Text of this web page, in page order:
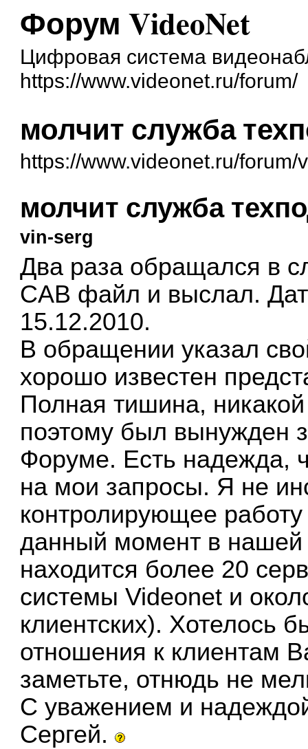
Форум VideoNet
Цифровая система
https://www.videonet.ru/forum/
молчит служба
https://www.videonet.ru/
молчит служба
vin-serg
Два раза обращался в
CAB файл и выслал.
15.12.2010.
В обращении указал
хорошо известен
Полная тишина,
поэтому был вынужден
Форуме. Есть надежда,
на мои запросы. Я не
контролирующее
данный момент в нашей
находится более 20
системы Videonet и
клиентских). Хотелось
отношения к клиентам
заметьте, отнюдь не
С уважением и
Сергей.